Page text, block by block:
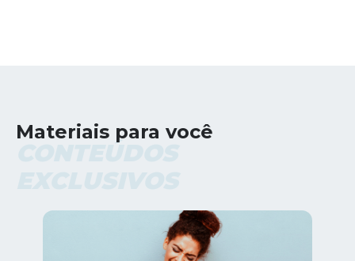
Materiais para você